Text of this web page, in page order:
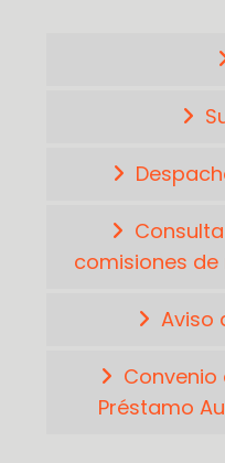
comisiones
Aviso
Préstamo